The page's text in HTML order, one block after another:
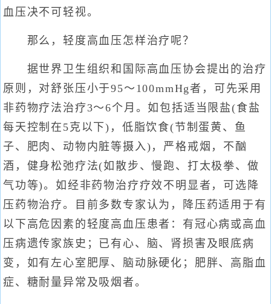
血压决不可轻视。
那么，轻度高血压怎样治疗呢？
据世界卫生组织和国际高血压协会提出的治疗
原则，对舒张压小于95～100mmHg者，可先采用
非药物疗法治疗3～6个月。如包括适当限盐(食盐
每天控制在5克以下)，低脂饮食(节制蛋黄、鱼
子、肥肉、动物内脏等摄入)，严格戒烟，不酗
酒，健身松弛疗法(如散步、慢跑、打太极拳、做
气功等)。如经非药物治疗疗效不明显者，可选降
压药物治疗。目前多数专家认为，降压药适用于有
以下高危因素的轻度高血压患者：有冠心病或高血
压病遗传家族史；已有心、脑、肾损害及眼底病
变，如有左心室肥厚、脑动脉硬化；肥胖、高脂血
症、糖耐量异常及吸烟者。